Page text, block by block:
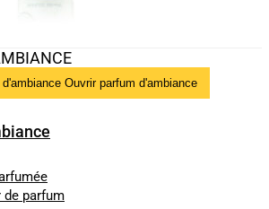
Ouvrir parfum d'ambiance
de parfum